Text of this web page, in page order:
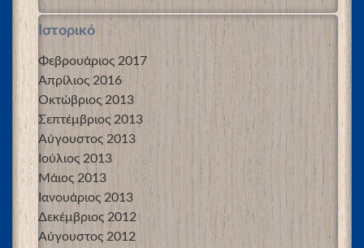
Ιστορικό
Φεβρουάριος 2017
Απρίλιος 2016
Οκτώβριος 2013
Σεπτέμβριος 2013
Αύγουστος 2013
Ιούλιος 2013
Μάιος 2013
Ιανουάριος 2013
Δεκέμβριος 2012
Αύγουστος 2012